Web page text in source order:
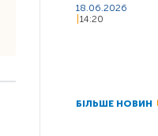
18.06.2026
14:20
БІЛЬШЕ НОВИН